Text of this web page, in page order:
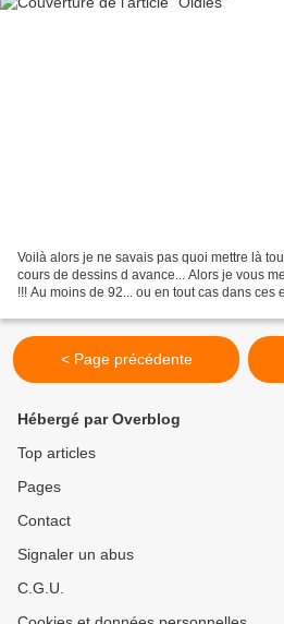
Voilà alors je ne savais pas quoi mettre là
cours de dessins d avance... Alors je vous
!!! Au moins de 92... ou en tout cas dans ces
< Page précédente
Hébergé par Overblog
Top articles
Pages
Contact
Signaler un abus
C.G.U.